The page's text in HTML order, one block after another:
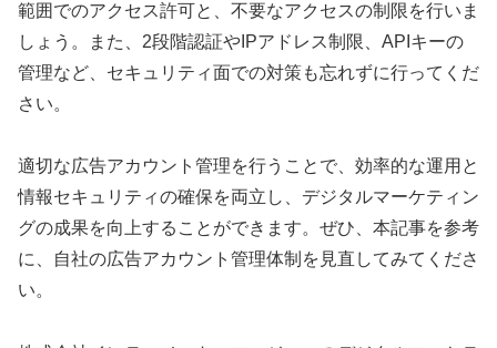
範囲でのアクセス許可と、不要なアクセスの制限を行いま
しょう。また、2段階認証やIPアドレス制限、APIキーの
管理など、セキュリティ面での対策も忘れずに行ってくだ
さい。
適切な広告アカウント管理を行うことで、効率的な運用と
情報セキュリティの確保を両立し、デジタルマーケティン
グの成果を向上することができます。ぜひ、本記事を参考
に、自社の広告アカウント管理体制を見直してみてくださ
い。